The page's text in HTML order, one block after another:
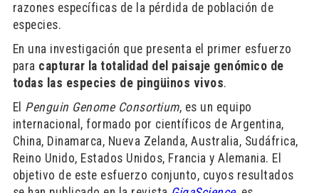
razones específicas de la pérdida de población de
especies.
En una investigación que presenta el primer esfuerzo
para capturar la totalidad del paisaje genómico de
todas las especies de pingüinos vivos.
El Penguin Genome Consortium, es un equipo
internacional, formado por científicos de Argentina,
China, Dinamarca, Nueva Zelanda, Australia, Sudáfrica,
Reino Unido, Estados Unidos, Francia y Alemania. El
objetivo de este esfuerzo conjunto, cuyos resultados